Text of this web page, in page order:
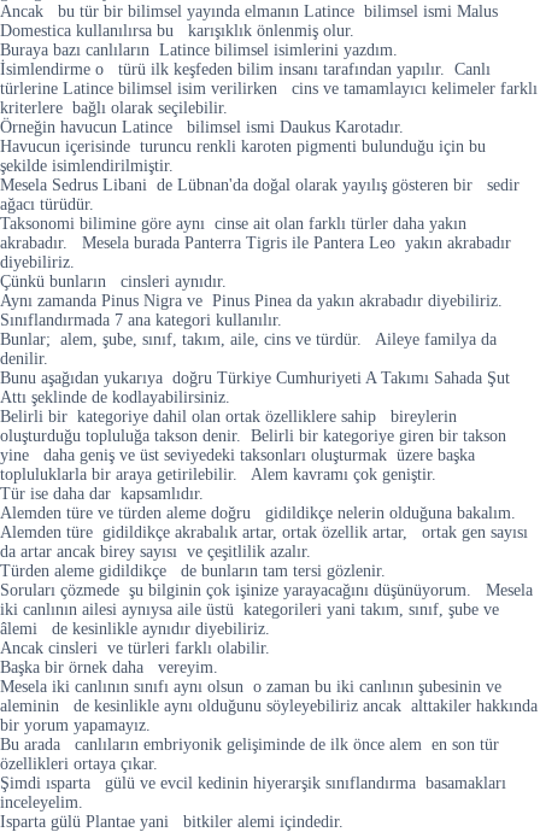
Ancak bu tür bir bilimsel yayında elmanın Latince bilimsel ismi Malus
Domestica kullanılırsa bu karışıklık önlenmiş olur.
Buraya bazı canlıların Latince bilimsel isimlerini yazdım.
İsimlendirme o türü ilk keşfeden bilim insanı tarafından yapılır. Canlı
türlerine Latince bilimsel isim verilirken cins ve tamamlayıcı kelimeler farklı
kriterlere bağlı olarak seçilebilir.
Örneğin havucun Latince bilimsel ismi Daukus Karotadır.
Havucun içerisinde turuncu renkli karoten pigmenti bulunduğu için bu
şekilde isimlendirilmiştir.
Mesela Sedrus Libani de Lübnan'da doğal olarak yayılış gösteren bir sedir
ağacı türüdür.
Taksonomi bilimine göre aynı cinse ait olan farklı türler daha yakın
akrabadır. Mesela burada Panterra Tigris ile Pantera Leo yakın akrabadır
diyebiliriz.
Çünkü bunların cinsleri aynıdır.
Aynı zamanda Pinus Nigra ve Pinus Pinea da yakın akrabadır diyebiliriz.
Sınıflandırmada 7 ana kategori kullanılır.
Bunlar; alem, şube, sınıf, takım, aile, cins ve türdür. Aileye familya da
denilir.
Bunu aşağıdan yukarıya doğru Türkiye Cumhuriyeti A Takımı Sahada Şut
Attı şeklinde de kodlayabilirsiniz.
Belirli bir kategoriye dahil olan ortak özelliklere sahip bireylerin
oluşturduğu topluluğa takson denir. Belirli bir kategoriye giren bir takson
yine daha geniş ve üst seviyedeki taksonları oluşturmak üzere başka
topluluklarla bir araya getirilebilir. Alem kavramı çok geniştir.
Tür ise daha dar kapsamlıdır.
Alemden türe ve türden aleme doğru gidildikçe nelerin olduğuna bakalım.
Alemden türe gidildikçe akrabalık artar, ortak özellik artar, ortak gen sayısı
da artar ancak birey sayısı ve çeşitlilik azalır.
Türden aleme gidildikçe de bunların tam tersi gözlenir.
Soruları çözmede şu bilginin çok işinize yarayacağını düşünüyorum. Mesela
iki canlının ailesi aynıysa aile üstü kategorileri yani takım, sınıf, şube ve
âlemi de kesinlikle aynıdır diyebiliriz.
Ancak cinsleri ve türleri farklı olabilir.
Başka bir örnek daha vereyim.
Mesela iki canlının sınıfı aynı olsun o zaman bu iki canlının şubesinin ve
aleminin de kesinlikle aynı olduğunu söyleyebiliriz ancak alttakiler hakkında
bir yorum yapamayız.
Bu arada canlıların embriyonik gelişiminde de ilk önce alem en son tür
özellikleri ortaya çıkar.
Şimdi ısparta gülü ve evcil kedinin hiyerarşik sınıflandırma basamakları
inceleyelim.
Isparta gülü Plantae yani bitkiler alemi içindedir.